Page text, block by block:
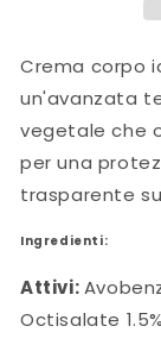
-
ml
Crema corpo
un'avanzata
vegetale che
per una
trasparente
Ingredienti:
Attivi:
Octisalate